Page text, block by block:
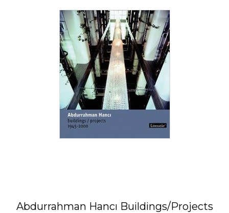
Abdurrahman Hancı Buildings/Projects